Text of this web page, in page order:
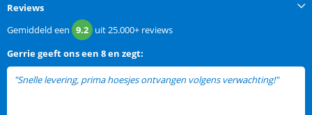
Reviews
Gemiddeld een 9.2 uit25.000+ reviews
Gerriegeeft ons een 8 en zegt:
"Snelle levering, prima hoesjes ontvangen volgens verwachting!"